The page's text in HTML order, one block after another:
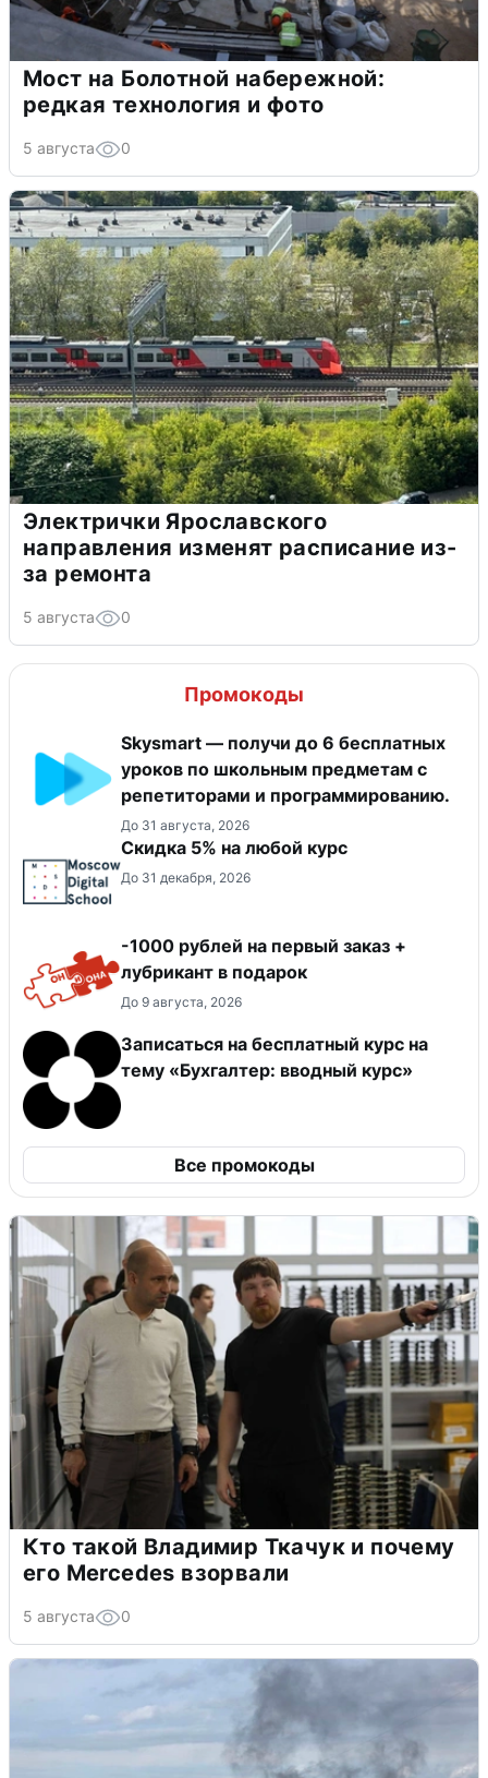
Мост на Болотной набережной:
редкая технология и фото
5 августа 0
Электрички Ярославского
направления изменят расписание из-
за ремонта
5 августа 0
Промокоды
Skysmart — получи до 6 бесплатных
уроков по школьным предметам с
репетиторами и программированию.
До 31 августа, 2026
Скидка 5% на любой курс
До 31 декабря, 2026
-1000 рублей на первый заказ +
лубрикант в подарок
До 9 августа, 2026
Записаться на бесплатный курс на
тему «Бухгалтер: вводный курс»
Все промокоды
Кто такой Владимир Ткачук и почему
его Mercedes взорвали
5 августа 0